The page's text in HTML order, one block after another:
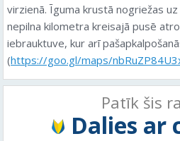
virzienā. Īguma krustā nogriežas
nepilna kilometra kreisajā pusē
iebrauktuve, kur arī
(https://goo.gl/maps/
Patīk šis
Dalies ar